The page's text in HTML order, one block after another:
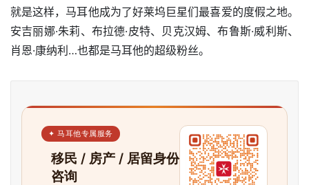
就是这样，马耳他成为了好莱坞巨星们最喜爱的度假之地。
安吉丽娜·朱莉、布拉德·皮特、贝克汉姆、布鲁斯·威利斯、
肖恩·康纳利…也都是马耳他的超级粉丝。
✦ 马耳他专属服务
移民 / 房产 / 居留身份
咨询